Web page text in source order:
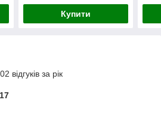
Купити
відгуків за рік